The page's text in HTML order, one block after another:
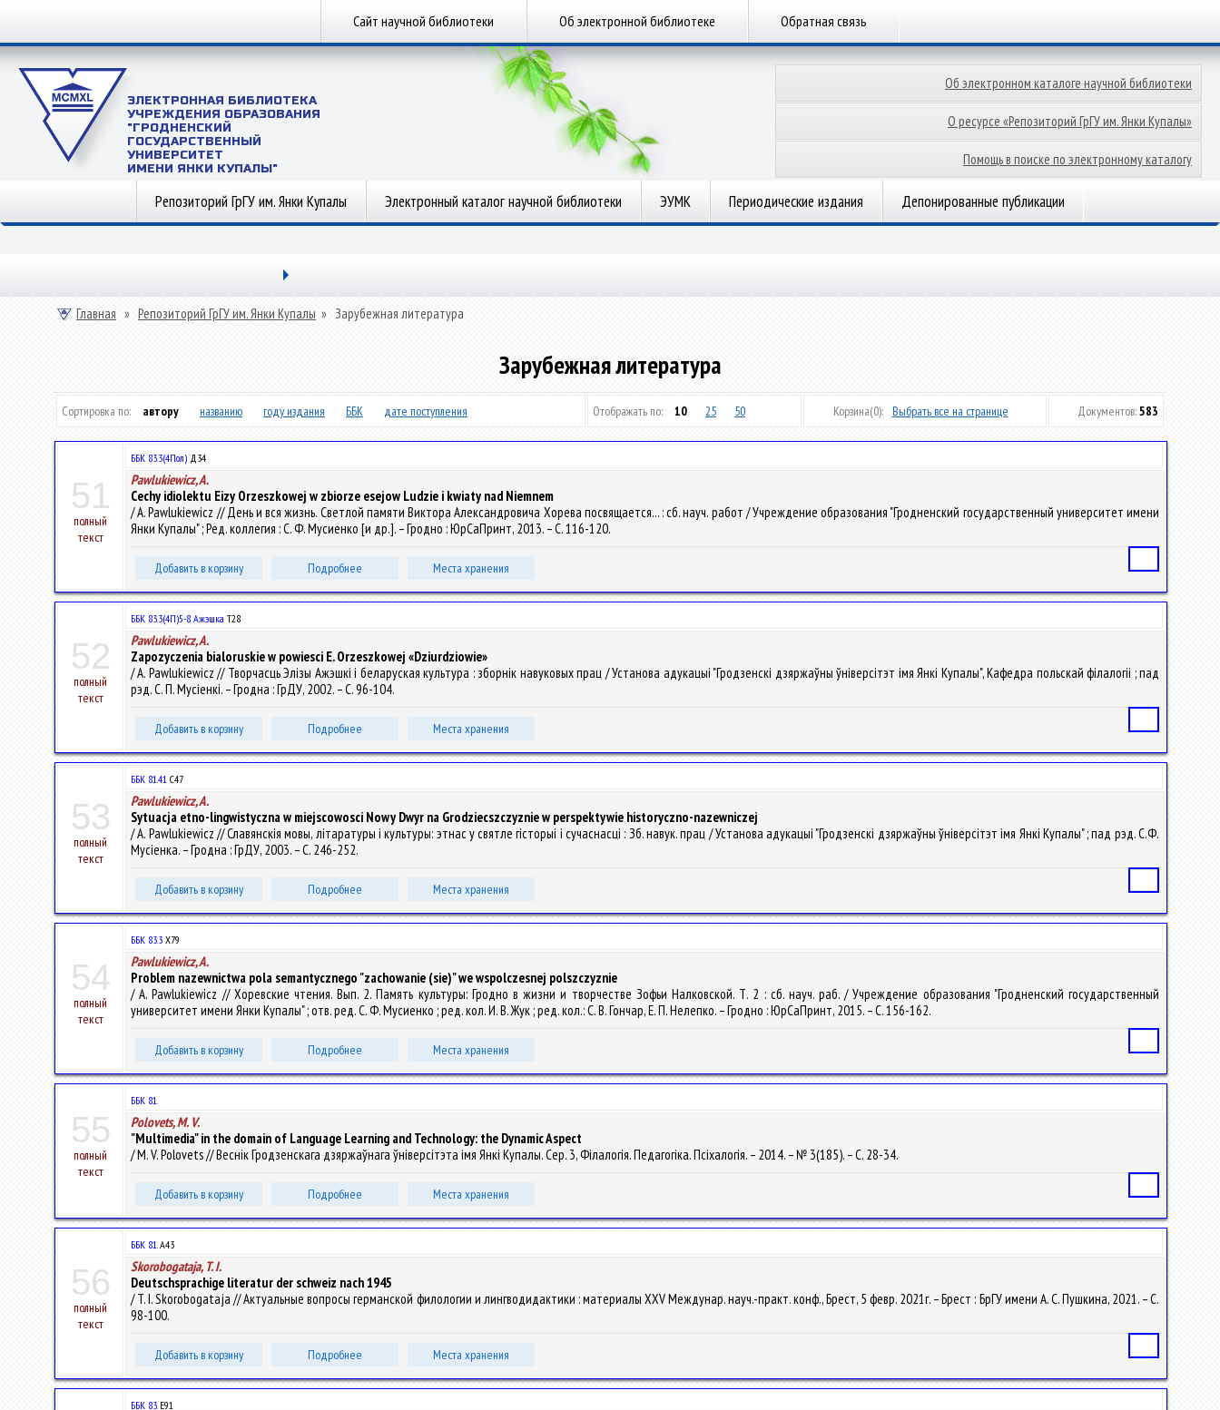
Сайт научной библиотеки Об электронной библиотеке Обратная связь
ЭЛЕКТРОННАЯ БИБЛИОТЕКА
УЧРЕЖДЕНИЯ ОБРАЗОВАНИЯ
"ГРОДНЕНСКИЙ
ГОСУДАРСТВЕННЫЙ
УНИВЕРСИТЕТ
ИМЕНИ ЯНКИ КУПАЛЫ"
Об электронном каталоге научной библиотеки
О ресурсе «Репозиторий ГрГУ им. Янки Купалы»
Помощь в поиске по электронному каталогу
Репозиторий ГрГУ им. Янки Купалы Электронный каталог научной библиотеки ЭУМК Периодические издания Депонированные публикации
Главная » Репозиторий ГрГУ им. Янки Купалы » Зарубежная литература
Зарубежная литература
Сортировка по: автору названию году издания ББК дате поступления Отображать по: 10 25 50 Корзина(0): Выбрать все на странице Документов:583
51
полный
текст
ББК 83.3(4Пол) Д34
Pawlukiewicz, A.
Cechy idiolektu Eizy Orzeszkowej w zbiorze esejow Ludzie i kwiaty nad Niemnem
/ A. Pawlukiewicz // День и вся жизнь. Светлой памяти Виктора Александровича Хорева посвящается... : сб. науч. работ / Учреждение образования "Гродненский государственный университет имени
Янки Купалы" ; Ред. коллегия : С. Ф. Мусиенко [и др.]. – Гродно : ЮрСаПринт, 2013. – С. 116-120.
Добавить в корзину Подробнее Места хранения
52
полный
текст
ББК 83.3(4П)5-8 Ажэшка Т28
Pawlukiewicz, A.
Zapozyczenia bialoruskie w powiesci E. Orzeszkowej «Dziurdziowie»
/ A. Pawlukiewicz // Творчасць Элізы Ажэшкі і беларуская культура : зборнiк навуковых прац / Установа адукацыі "Гродзенскі дзяржаўны ўніверсітэт імя Янкі Купалы", Кафедра польскай філалогіі ; пад
рэд. С. П. Мусіенкі. – Гродна : ГрДУ, 2002. – С. 96-104.
Добавить в корзину Подробнее Места хранения
53
полный
текст
ББК 81.41 С47
Pawlukiewicz, A.
Sytuacja etno-lingwistyczna w miejscowosci Nowy Dwуr na Grodzieсszczyznie w perspektywie historyczno-nazewniczej
/ A. Pawlukiewicz // Славянскія мовы, літаратуры і культуры: этнас у святле гісторыі і сучаснасці : Зб. навук. прац / Установа адукацыі "Гродзенскі дзяржаўны ўніверсітэт імя Янкі Купалы" ; пад рэд. С.Ф.
Мусіенка. – Гродна : ГрДУ, 2003. – С. 246-252.
Добавить в корзину Подробнее Места хранения
54
полный
текст
ББК 83.3 Х79
Pawlukiewicz, A.
Problem nazewnictwa pola semantycznego "zachowanie (sie)" we wspolczesnej polszczyznie
/ A. Pawlukiewicz // Хоревские чтения. Вып. 2. Память культуры: Гродно в жизни и творчестве Зофьи Налковской. Т. 2 : сб. науч. раб. / Учреждение образования "Гродненский государственный
университет имени Янки Купалы" ; отв. ред. С. Ф. Мусиенко ; ред. кол. И. В. Жук ; ред. кол.: С. В. Гончар, Е. П. Нелепко. – Гродно : ЮрСаПринт, 2015. – С. 156-162.
Добавить в корзину Подробнее Места хранения
55
полный
текст
ББК 81.
Polovets, M. V.
"Multimedia" in the domain of Language Learning and Technology: the Dynamic Aspect
/ M. V. Polovets // Веснік Гродзенскага дзяржаўнага ўніверсітэта імя Янкі Купалы. Сер. 3, Філалогія. Педагогіка. Псіхалогія. – 2014. – № 3(185). – С. 28-34.
Добавить в корзину Подробнее Места хранения
56
полный
текст
ББК 81.А43
Skorobogataja, T. I.
Deutschsprachige literatur der schweiz nach 1945
/ T. I. Skorobogataja // Актуальные вопросы германской филологии и лингводидактики : материалы XХV Междунар. науч.-практ. конф., Брест, 5 февр. 2021г. – Брест : БрГУ имени А. С. Пушкина, 2021. – С.
98-100.
Добавить в корзину Подробнее Места хранения
ББК 83.E91